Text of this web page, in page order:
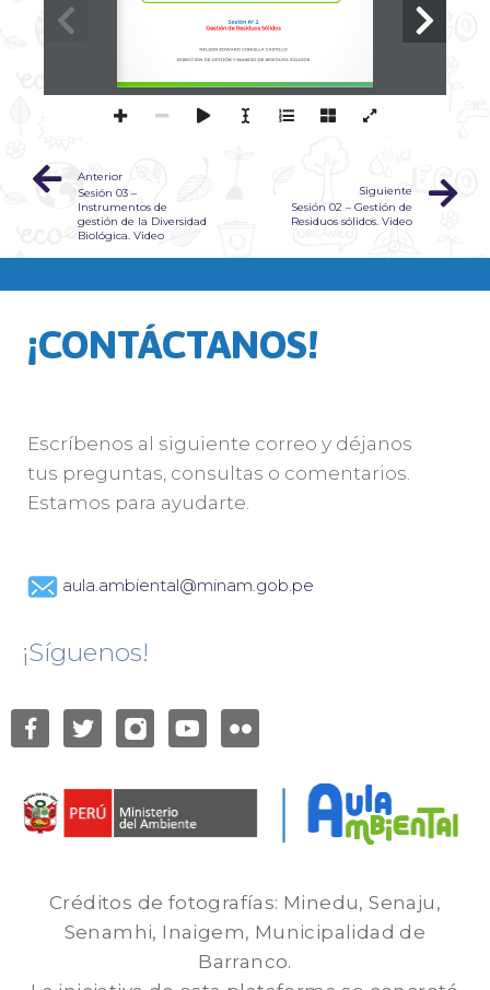
NELSON EDWARD CONISLLA CASTILLO
DIRECCIÓN DE GESTIÓN Y MANEJO DE RESIDUOS SÓLIDOS
Sesión N° 2
Gestión de Residuos Sólidos
Anterior
Sesión 03 –
Instrumentos de
gestión de la Diversidad
Biológica. Video
Siguiente
Sesión 02 – Gestión de
Residuos sólidos. Video
¡CONTÁCTANOS!
Escríbenos al siguiente correo y déjanos
tus preguntas, consultas o comentarios.
Estamos para ayudarte.
aula.ambiental@minam.gob.pe
¡Síguenos!
Créditos de fotografías: Minedu, Senaju,
Senamhi, Inaigem, Municipalidad de
Barranco.